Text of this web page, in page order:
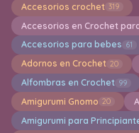
Accesorios crochet 319
Accesorios en Crochet
Accesorios para bebes 61
Adornos en Crochet 20
Alfombras en Crochet 99
Amigurumi Gnomo 20
Amigurumi para